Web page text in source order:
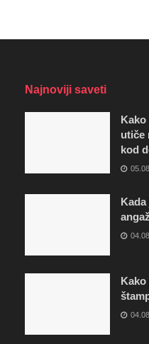
Najnoviji saveti
utiče
kod